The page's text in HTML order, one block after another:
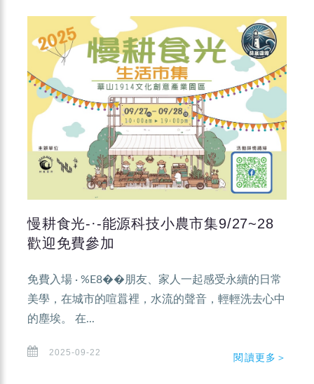
慢耕食光-·-能源科技小農市集9/27~28
歡迎免費參加
免費入場 · %E8��朋友、家人一起感受永續的日常
美學，在城市的喧囂裡，水流的聲音，輕輕洗去心中
的塵埃。 在...
2025-09-22 閱讀更多＞